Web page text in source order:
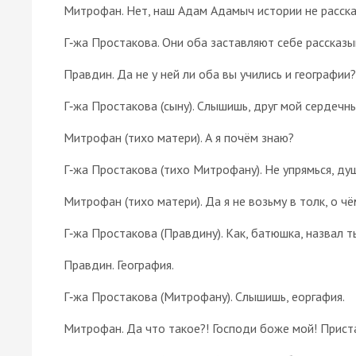
Митрофан. Нет, наш Адам Адамыч истории не
Г‑жа Простакова. Они оба заставляют себе
Правдин. Да не у ней ли оба вы учились и географии?
Г‑жа Простакова (сыну). Слышишь, друг мой
Митрофан (тихо матери). А я почём знаю?
Г‑жа Простакова (тихо Митрофану). Не упрямься,
Митрофан (тихо матери). Да я не возьму в толк, о
Г‑жа Простакова (Правдину). Как, батюшка, назвал
Правдин. География.
Г‑жа Простакова (Митрофану). Слышишь, еоргафия.
Митрофан. Да что такое?! Господи боже мой!